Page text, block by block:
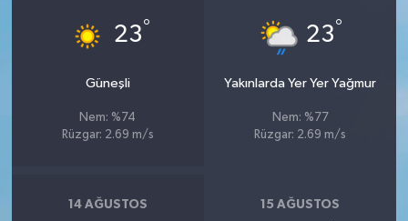
23°
Güneşli
Nem: %74
Rüzgar: 2.69 m/s
23°
Yakınlarda Yer Yer Yağmur
Nem: %77
Rüzgar: 2.69 m/s
14 AĞUSTOS 15 AĞUSTOS